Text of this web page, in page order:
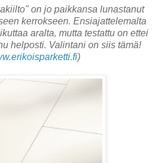
on jo paikkansa lunastanut
kerrokseen. Ensiajattelemalta
aralta, mutta testattu on ettei
helposti. Valintani on siis tämä!
)